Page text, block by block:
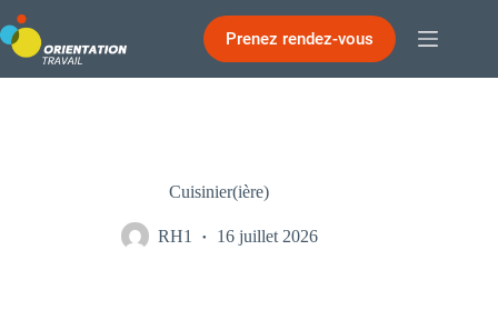
au
contenu
Prenez rendez-vous
Cuisinier(ière)
RH1 16 juillet 2026